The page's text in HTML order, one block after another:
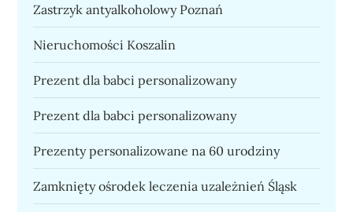
Zastrzyk antyalkoholowy Poznań
Nieruchomości Koszalin
Prezent dla babci personalizowany
Prezent dla babci personalizowany
Prezenty personalizowane na 60 urodziny
Zamknięty ośrodek leczenia uzależnień Śląsk